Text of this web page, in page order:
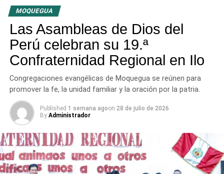
las distintas congregaciones para impulsar la fe en las
tres provincias del departamento.
MOQUEGUA
Las Asambleas de Dios del
Perú celebran su 19.ª
Confraternidad Regional en Ilo
Congregaciones evangélicas de Moquegua se reúnen para
promover la fe, la unidad familiar y la oración por la patria.
Published 1 semana agoon 28 de julio de 2026
By Administrador